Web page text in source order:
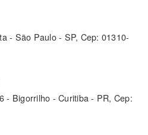
- São Paulo - SP, Cep: 01310-
- Bigorrilho - Curitiba - PR, Cep: